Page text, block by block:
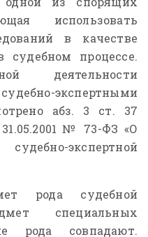
использовать
в качестве
судебном процессе.
деятельности
экспертными
абз. 3 ст. 37
№ 73-ФЗ «О
экспертной
рода судебной
специальных
рода совпадают.